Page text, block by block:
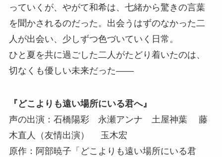
っていくが、やがて和希は、七緒から驚きの言葉
を聞かされるのだった。出会うはずのなかった二
人が出会い、少しずつ色づいていく日常。
ひと夏を共に過ごした二人がたどり着いたのは、
切なくも優しい未来だった――
『どこよりも遠い場所にいる君へ』
声の出演：石橋陽彩 永瀬アンナ 土屋神葉 藤
木直人（友情出演） 玉木宏
原作：阿部暁子「どこよりも遠い場所にいる君